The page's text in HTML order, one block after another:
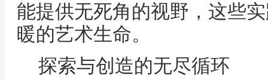
能提供无死角的视野，这些
暖的艺术生命。
探索与创造的无尽循环